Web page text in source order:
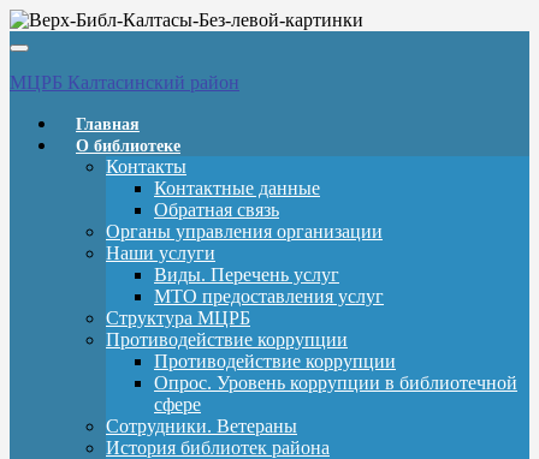
Вкл/
выкл
навигации
МЦРБ Калтасинский район
Главная
О библиотеке
Контакты
Контактные данные
Обратная связь
Органы управления организации
Наши услуги
Виды. Перечень услуг
МТО предоставления услуг
Структура МЦРБ
Противодействие коррупции
Противодействие коррупции
Опрос. Уровень коррупции в библиотечной
сфере
Сотрудники. Ветераны
История библиотек района